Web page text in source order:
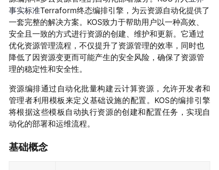
事实标准Terraform终态编排引擎，为云资源自动化提供了
一套完整的解决方案。KOS致力于帮助用户以一种高效、
安全且一致的方式进行资源的创建、维护和更新。它通过
优化资源管理流程，不仅提升了资源管理的效率，同时也
降低了因资源变更而可能产生的安全风险，确保了资源管
理的稳定性和安全性。
资源编排通过自动化批量构建云计算资源，允许开发者和
管理者利用模板来定义基础设施的配置。KOS的编排引擎
将根据这些模板自动执行资源的创建和配置任务，实现自
动化的部署和运维流程。
基础概念